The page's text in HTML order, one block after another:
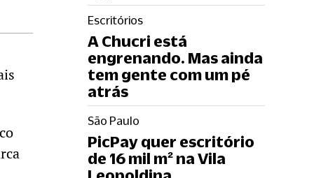
Escritórios
A Chucri está
engrenando. Mas ainda
tem gente com um pé
atrás
São Paulo
PicPay quer escritório
de 16 mil m² na Vila